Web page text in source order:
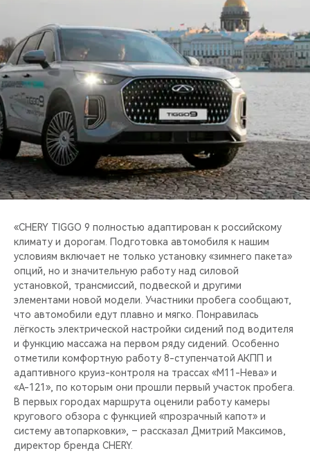
«CHERY TIGGO 9 полностью адаптирован к российскому
климату и дорогам. Подготовка автомобиля к нашим
условиям включает не только установку «зимнего пакета»
опций, но и значительную работу над силовой
установкой, трансмиссий, подвеской и другими
элементами новой модели. Участники пробега сообщают,
что автомобили едут плавно и мягко. Понравилась
лёгкость электрической настройки сидений под водителя
и функцию массажа на первом ряду сидений. Особенно
отметили комфортную работу 8-ступенчатой АКПП и
адаптивного круиз-контроля на трассах «М11-Нева» и
«А-121», по которым они прошли первый участок пробега.
В первых городах маршрута оценили работу камеры
кругового обзора с функцией «прозрачный капот» и
систему автопарковки», – рассказал Дмитрий Максимов,
директор бренда CHERY.